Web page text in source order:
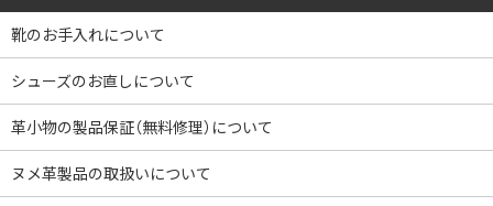
靴のお手入れについて
シューズのお直しについて
革小物の製品保証（無料修理）について
ヌメ革製品の取扱いについて